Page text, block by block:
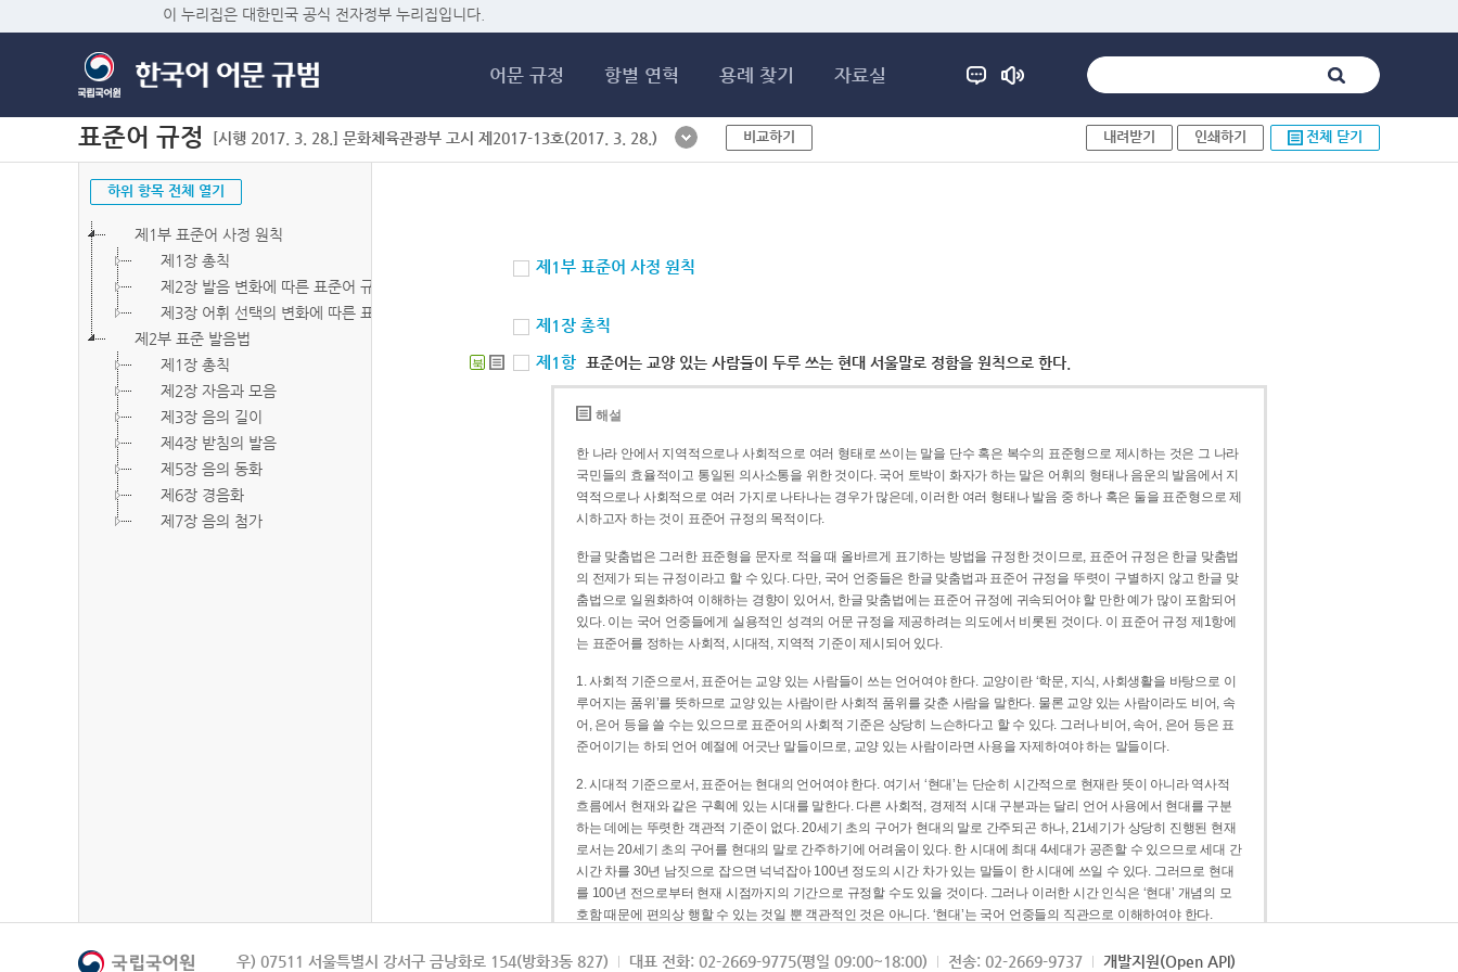
이 누리집은 대한민국 공식 전자정부 누리집입니다.
어문 규정 항별 연혁 용례 찾기 자료실
표준어 규정 [시행 2017. 3. 28.] 문화체육관광부 고시 제2017-13호(2017. 3. 28.) 비교하기 내려받기 인쇄하기 전체 닫기
하위 항목 전체 열기
제1부 표준어 사정 원칙
제1장 총칙
제2장 발음 변화에 따른 표준어 규정
제3장 어휘 선택의 변화에 따른 표준어 규정
제2부 표준 발음법
제1장 총칙
제2장 자음과 모음
제3장 음의 길이
제4장 받침의 발음
제5장 음의 동화
제6장 경음화
제7장 음의 첨가
제1부 표준어 사정 원칙
제1장 총칙
북 제1항 표준어는 교양 있는 사람들이 두루 쓰는 현대 서울말로 정함을 원칙으로 한다.
해설
한 나라 안에서 지역적으로나 사회적으로 여러 형태로 쓰이는 말을 단수 혹은 복수의 표준형으로 제시하는 것은 그 나라
국민들의 효율적이고 통일된 의사소통을 위한 것이다. 국어 토박이 화자가 하는 말은 어휘의 형태나 음운의 발음에서 지
역적으로나 사회적으로 여러 가지로 나타나는 경우가 많은데, 이러한 여러 형태나 발음 중 하나 혹은 둘을 표준형으로 제
시하고자 하는 것이 표준어 규정의 목적이다.
한글 맞춤법은 그러한 표준형을 문자로 적을 때 올바르게 표기하는 방법을 규정한 것이므로, 표준어 규정은 한글 맞춤법
의 전제가 되는 규정이라고 할 수 있다. 다만, 국어 언중들은 한글 맞춤법과 표준어 규정을 뚜렷이 구별하지 않고 한글 맞
춤법으로 일원화하여 이해하는 경향이 있어서, 한글 맞춤법에는 표준어 규정에 귀속되어야 할 만한 예가 많이 포함되어
있다. 이는 국어 언중들에게 실용적인 성격의 어문 규정을 제공하려는 의도에서 비롯된 것이다. 이 표준어 규정 제1항에
는 표준어를 정하는 사회적, 시대적, 지역적 기준이 제시되어 있다.
1. 사회적 기준으로서, 표준어는 교양 있는 사람들이 쓰는 언어여야 한다. 교양이란 ‘학문, 지식, 사회생활을 바탕으로 이
루어지는 품위’를 뜻하므로 교양 있는 사람이란 사회적 품위를 갖춘 사람을 말한다. 물론 교양 있는 사람이라도 비어, 속
어, 은어 등을 쓸 수는 있으므로 표준어의 사회적 기준은 상당히 느슨하다고 할 수 있다. 그러나 비어, 속어, 은어 등은 표
준어이기는 하되 언어 예절에 어긋난 말들이므로, 교양 있는 사람이라면 사용을 자제하여야 하는 말들이다.
2. 시대적 기준으로서, 표준어는 현대의 언어여야 한다. 여기서 ‘현대’는 단순히 시간적으로 현재란 뜻이 아니라 역사적
흐름에서 현재와 같은 구획에 있는 시대를 말한다. 다른 사회적, 경제적 시대 구분과는 달리 언어 사용에서 현대를 구분
하는 데에는 뚜렷한 객관적 기준이 없다. 20세기 초의 구어가 현대의 말로 간주되곤 하나, 21세기가 상당히 진행된 현재
로서는 20세기 초의 구어를 현대의 말로 간주하기에 어려움이 있다. 한 시대에 최대 4세대가 공존할 수 있으므로 세대 간
시간 차를 30년 남짓으로 잡으면 넉넉잡아 100년 정도의 시간 차가 있는 말들이 한 시대에 쓰일 수 있다. 그러므로 현대
를 100년 전으로부터 현재 시점까지의 기간으로 규정할 수도 있을 것이다. 그러나 이러한 시간 인식은 ‘현대’ 개념의 모
호함 때문에 편의상 행할 수 있는 것일 뿐 객관적인 것은 아니다. ‘현대’는 국어 언중들의 직관으로 이해하여야 한다.
3. 지역적 기준으로서, 표준어는 서울말이어야 한다. 이는 표준어의 공용어적 성격을 가장 크게 드러내 주는 기준이다.
우) 07511 서울특별시 강서구 금낭화로 154(방화3동 827) 대표 전화: 02-2669-9775(평일 09:00~18:00) 전송: 02-2669-9737 개발지원(Open API)